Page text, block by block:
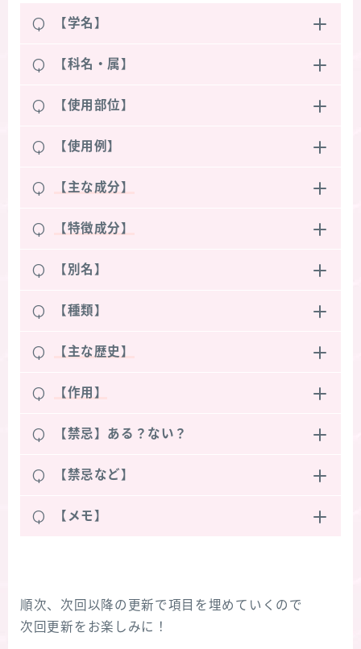
Q 【学名】
Q 【科名・属】
Q 【使用部位】
Q 【使用例】
Q 【主な成分】
Q 【特徴成分】
Q 【別名】
Q 【種類】
Q 【主な歴史】
Q 【作用】
Q 【禁忌】ある？ない？
Q 【禁忌など】
Q 【メモ】
順次、次回以降の更新で項目を埋めていくので
次回更新をお楽しみに！